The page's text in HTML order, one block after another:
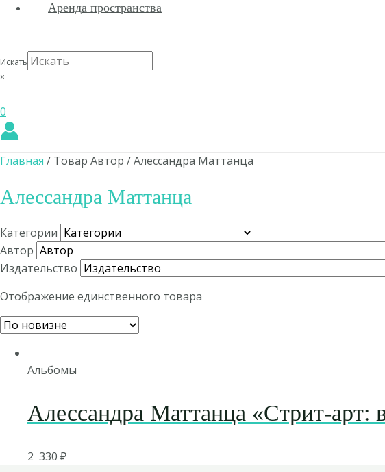
Аренда пространства
Искать
×
0
Главная / Товар Автор / Алессандра Маттанца
Алессандра Маттанца
Категории
Автор
Издательство
Отображение единственного товара
Альбомы
Алессандра Маттанца «Стрит-арт:
2 330 ₽